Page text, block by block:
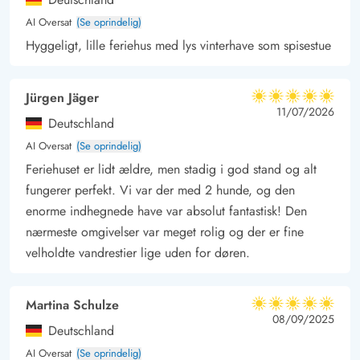
Sande, Ringkøbing og Stauning Whisky - er bare nogle af de
oplevelser, du kan finde på turen.
En tur til Vesterhavet er et must på alle tider af året. Tag skoene
og nyd den friske luft og saltsmagen på læberne her.
Dine daglige indkøb kan du gøre i Nørre Nebel, hvor du
finder flere supermarkeder, slagter, bager, tøjforretninger og
meget mere.
AI Oversat (Se oprindelig)
Hyggeligt, lille feriehus med lys vinterhave som spisestue
Jürgen Jäger
Deutschland
AI Oversat (Se oprindelig)
5 ud af 5
5 ud af 5
5 out of 5
11/07/2026
Feriehuset er lidt ældre, men stadig i god stand og alt
fungerer perfekt. Vi var der med 2 hunde, og den
enorme indhegnede have var absolut fantastisk! Den
nærmeste omgivelser var meget rolig og der er fine
velholdte vandrestier lige uden for døren.
Martina Schulze
Deutschland
AI Oversat (Se oprindelig)
5 ud af 5
5 ud af 5
5 out of 5
08/09/2025